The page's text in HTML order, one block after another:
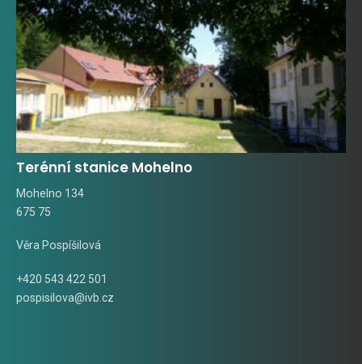
Terénní stanice Mohelno
Mohelno 134
675 75
Věra Pospíšilová
+420 543 422 501
pospisilova@ivb.cz